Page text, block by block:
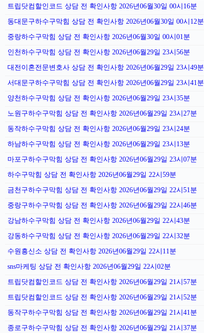
트립닷컴할인코드 상담 전 확인사항 2026년06월30일 00시16분
동대문구하수구막힘 상담 전 확인사항 2026년06월30일 00시12분
중랑하수구막힘 상담 전 확인사항 2026년06월30일 00시01분
인천하수구막힘 상담 전 확인사항 2026년06월29일 23시56분
대전이혼전문변호사 상담 전 확인사항 2026년06월29일 23시49분
서대문구하수구막힘 상담 전 확인사항 2026년06월29일 23시41분
양천하수구막힘 상담 전 확인사항 2026년06월29일 23시35분
노원구하수구막힘 상담 전 확인사항 2026년06월29일 23시27분
동작하수구막힘 상담 전 확인사항 2026년06월29일 23시24분
하남하수구막힘 상담 전 확인사항 2026년06월29일 23시13분
마포구하수구막힘 상담 전 확인사항 2026년06월29일 23시07분
하수구막힘 상담 전 확인사항 2026년06월29일 22시59분
금천구하수구막힘 상담 전 확인사항 2026년06월29일 22시51분
중랑구하수구막힘 상담 전 확인사항 2026년06월29일 22시46분
강남하수구막힘 상담 전 확인사항 2026년06월29일 22시43분
강동하수구막힘 상담 전 확인사항 2026년06월29일 22시32분
수원흥신소 상담 전 확인사항 2026년06월29일 22시11분
sns마케팅 상담 전 확인사항 2026년06월29일 22시02분
트립닷컴할인코드 상담 전 확인사항 2026년06월29일 21시57분
트립닷컴할인코드 상담 전 확인사항 2026년06월29일 21시52분
동작구하수구막힘 상담 전 확인사항 2026년06월29일 21시41분
종로구하수구막힘 상담 전 확인사항 2026년06월29일 21시37분